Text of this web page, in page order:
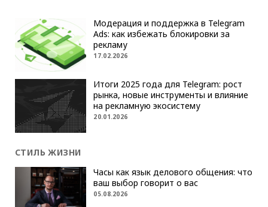
Модерация и поддержка в Telegram
Ads: как избежать блокировки за
рекламу
17.02.2026
Итоги 2025 года для Telegram: рост
рынка, новые инструменты и влияние
на рекламную экосистему
20.01.2026
СТИЛЬ ЖИЗНИ
Часы как язык делового общения: что
ваш выбор говорит о вас
05.08.2026